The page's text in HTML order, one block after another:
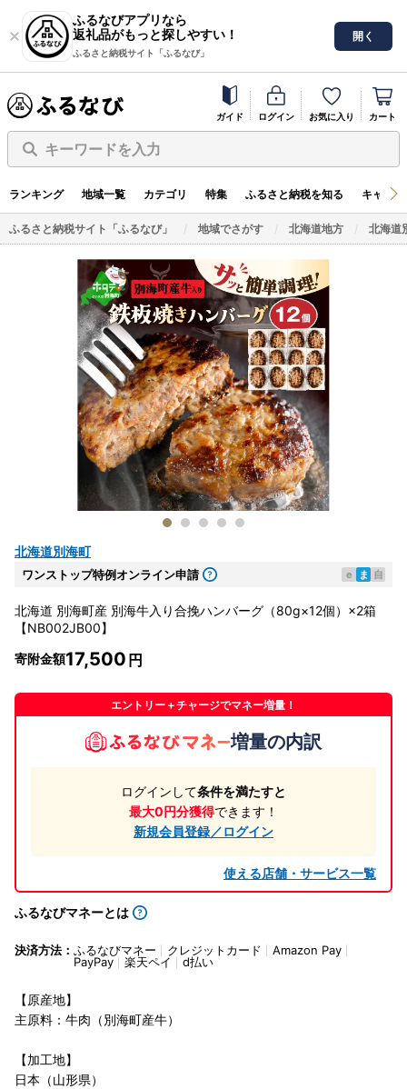
ふるなびアプリなら
返礼品がもっと探しやすい！
ふるさと納税サイト「ふるなび」
開く
ガイド ログイン お気に入り カート
キーワードを入力
ランキング 地域一覧 カテゴリ 特集 ふるさと納税を知る キャン
ふるさと納税サイト「ふるなび」 地域でさがす 北海道地方 北海道
北海道別海町
ワンストップ特例オンライン申請 e ま 自
北海道 別海町産 別海牛入り合挽ハンバーグ（80g×12個）×2箱
【NB002JB00】
寄附金額17,500
エントリー＋チャージでマネー増量！
増量の内訳
ログインして条件を満たすと
最大0円分獲得できます！
新規会員登録／ログイン
使える店舗・サービス一覧
ふるなびマネーとは
決済方法： ふるなびマネー クレジットカード
Amazon Pay
PayPay
楽天ペイ d払い
【原産地】
主原料：牛肉（別海町産牛）
【加工地】
日本（山形県）